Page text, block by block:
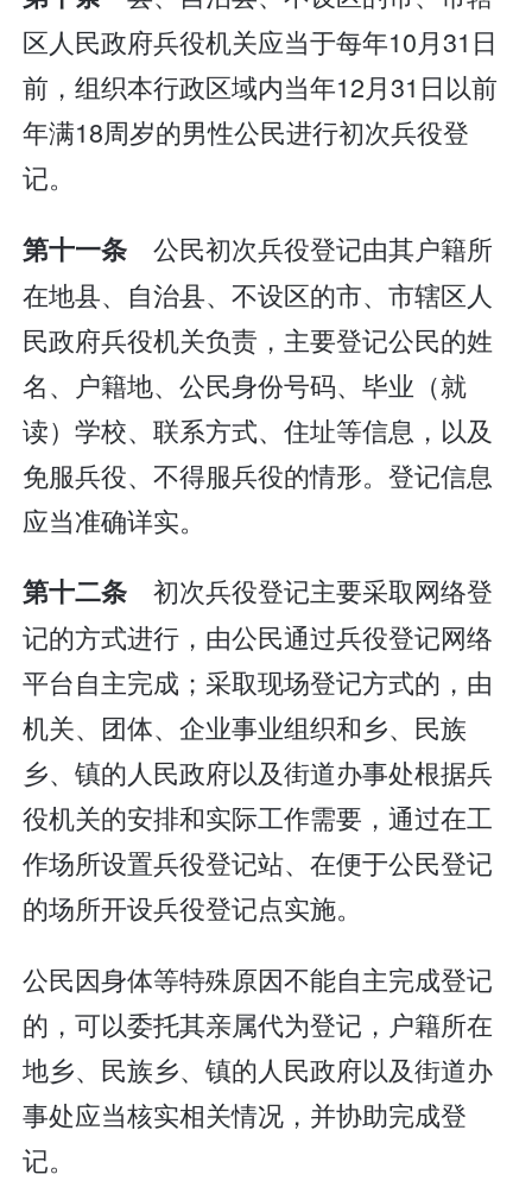
区人民政府兵役机关应当于每年10月31日
前，组织本行政区域内当年12月31日以前
年满18周岁的男性公民进行初次兵役登
记。
第十一条公民初次兵役登记由其户籍所
在地县、自治县、不设区的市、市辖区人
民政府兵役机关负责，主要登记公民的姓
名、户籍地、公民身份号码、毕业（就
读）学校、联系方式、住址等信息，以及
免服兵役、不得服兵役的情形。登记信息
应当准确详实。
第十二条初次兵役登记主要采取网络登
记的方式进行，由公民通过兵役登记网络
平台自主完成；采取现场登记方式的，由
机关、团体、企业事业组织和乡、民族
乡、镇的人民政府以及街道办事处根据兵
役机关的安排和实际工作需要，通过在工
作场所设置兵役登记站、在便于公民登记
的场所开设兵役登记点实施。
公民因身体等特殊原因不能自主完成登记
的，可以委托其亲属代为登记，户籍所在
地乡、民族乡、镇的人民政府以及街道办
事处应当核实相关情况，并协助完成登
记。